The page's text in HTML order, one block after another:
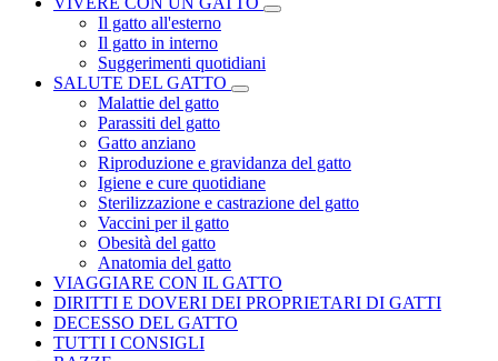
Il gatto all'esterno
Il gatto in interno
Suggerimenti quotidiani
SALUTE DEL GATTO
Malattie del gatto
Parassiti del gatto
Gatto anziano
Riproduzione e gravidanza del gatto
Igiene e cure quotidiane
Sterilizzazione e castrazione del gatto
Vaccini per il gatto
Obesità del gatto
Anatomia del gatto
VIAGGIARE CON IL GATTO
DIRITTI E DOVERI DEI PROPRIETARI DI GATTI
DECESSO DEL GATTO
TUTTI I CONSIGLI